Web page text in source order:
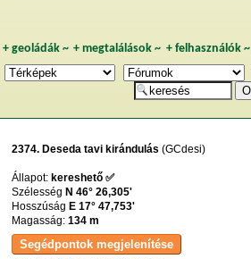
+ geoládák~ +megtalálások ~ + felhasználók~
2374. Deseda tavi kirándulás (GCdesi)
Állapot: kereshető ✅
Szélesség N 46° 26,305'
Hosszúság E 17° 47,753'
Magasság:134 m